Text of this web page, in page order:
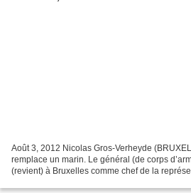
Août 3, 2012 Nicolas Gros-Verheyde
remplace un marin. Le général (de corps
(revient) à Bruxelles comme chef de la